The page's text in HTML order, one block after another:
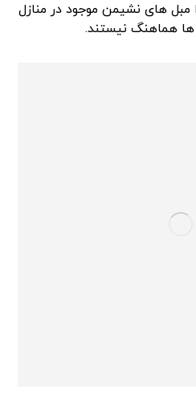
مبل های نشیمن موجود در منازل
ها هماهنگ نیستند.